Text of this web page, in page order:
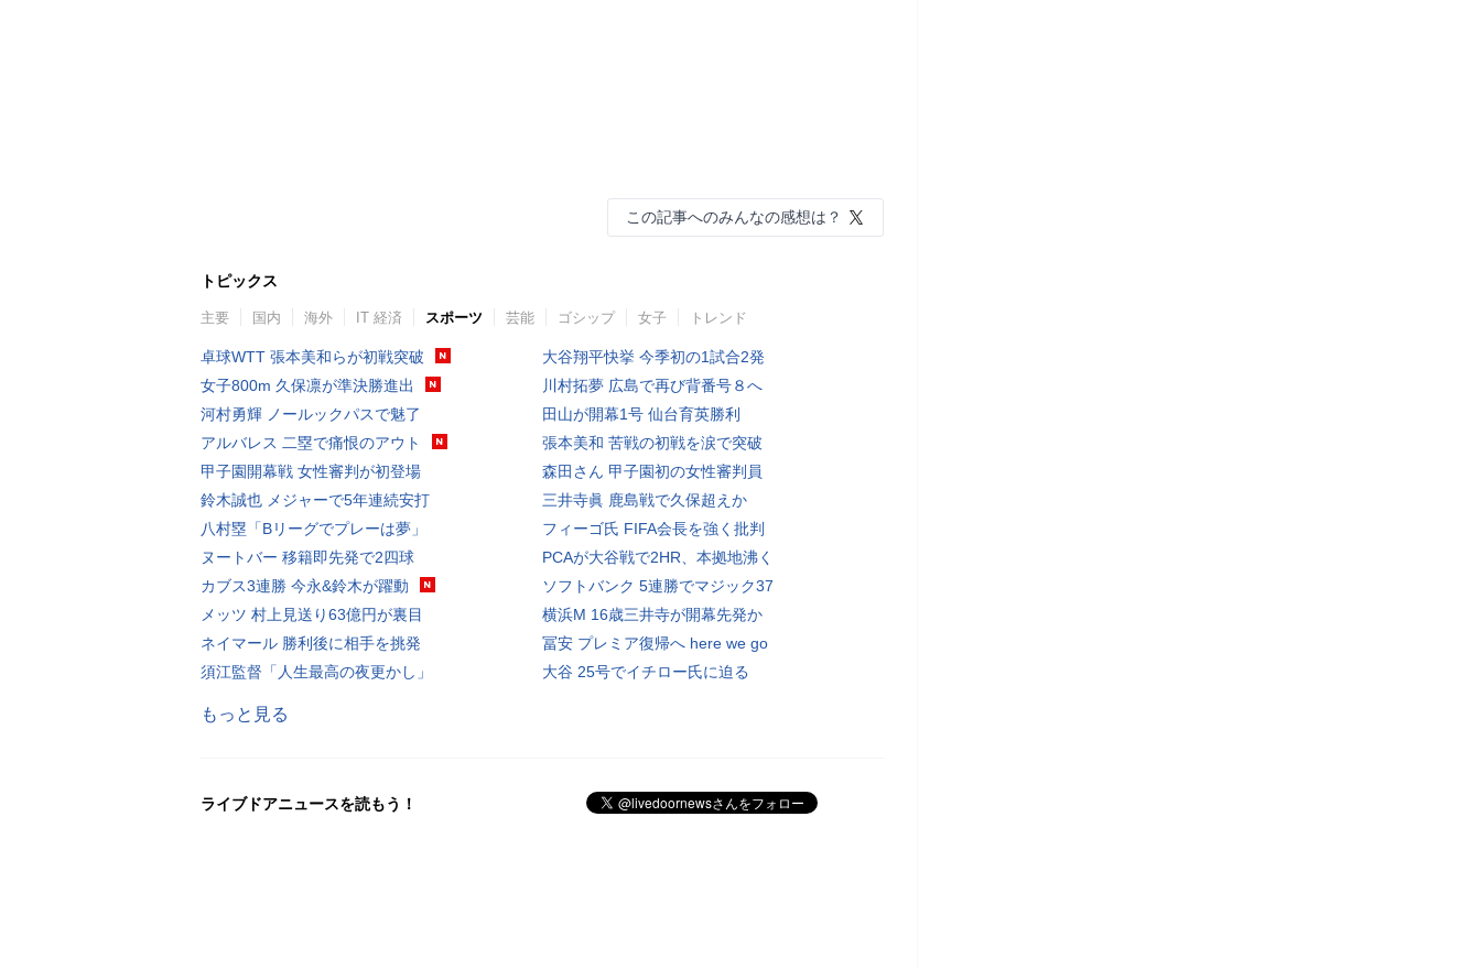
この記事へのみんなの感想は？
トピックス
主要 国内 海外 IT 経済 スポーツ 芸能 ゴシップ 女子 トレンド
卓球WTT 張本美和らが初戦突破
女子800m 久保凛が準決勝進出
河村勇輝 ノールックパスで魅了
アルバレス 二塁で痛恨のアウト
甲子園開幕戦 女性審判が初登場
鈴木誠也 メジャーで5年連続安打
八村塁「Bリーグでプレーは夢」
ヌートバー 移籍即先発で2四球
カブス3連勝 今永&鈴木が躍動
メッツ 村上見送り63億円が裏目
ネイマール 勝利後に相手を挑発
須江監督「人生最高の夜更かし」
大谷翔平快挙 今季初の1試合2発
川村拓夢 広島で再び背番号８へ
田山が開幕1号 仙台育英勝利
張本美和 苦戦の初戦を涙で突破
森田さん 甲子園初の女性審判員
三井寺眞 鹿島戦で久保超えか
フィーゴ氏 FIFA会長を強く批判
PCAが大谷戦で2HR、本拠地沸く
ソフトバンク 5連勝でマジック37
横浜M 16歳三井寺が開幕先発か
冨安 プレミア復帰へ here we go
大谷 25号でイチロー氏に迫る
もっと見る
ライブドアニュースを読もう！